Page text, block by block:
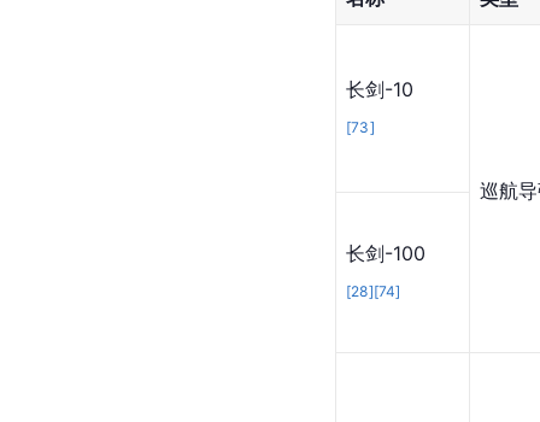
长剑-10
[73]
巡航
长剑-100
[28][74]